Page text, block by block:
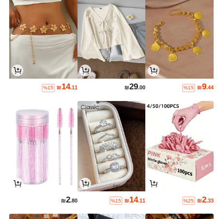
₪9.44
%15
₪29.00
₪14.11
%15
₪2.33
%25
₪14.11
%15
₪2.80